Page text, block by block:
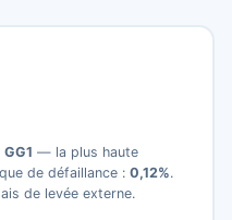
GG1 — la plus haute
de défaillance : 0,12%.
de levée externe.